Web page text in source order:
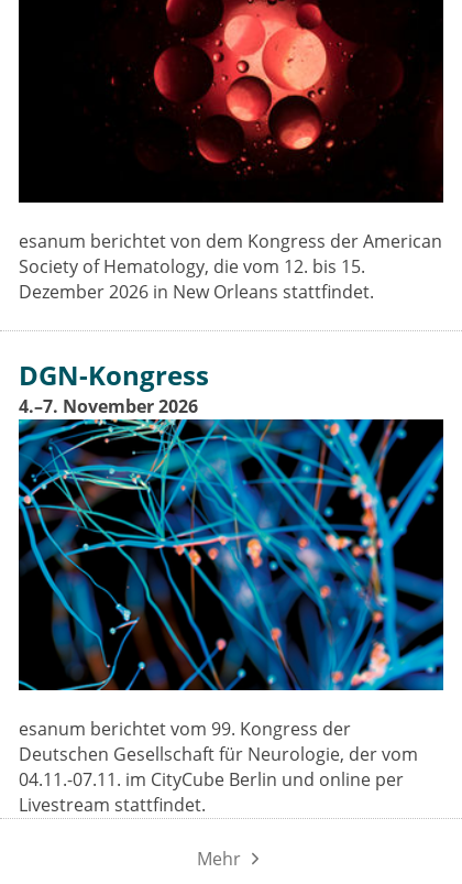
esanum berichtet von dem Kongress der American
Society of Hematology, die vom 12. bis 15.
Dezember 2026 in New Orleans stattfindet.
DGN-Kongress
4.–7. November 2026
esanum berichtet vom 99. Kongress der
Deutschen Gesellschaft für Neurologie, der vom
04.11.-07.11. im CityCube Berlin und online per
Livestream stattfindet.
Mehr